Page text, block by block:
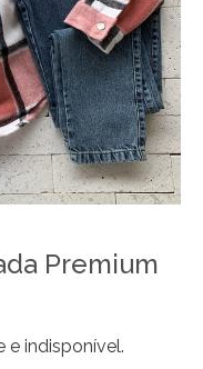
Premium
e indisponível.